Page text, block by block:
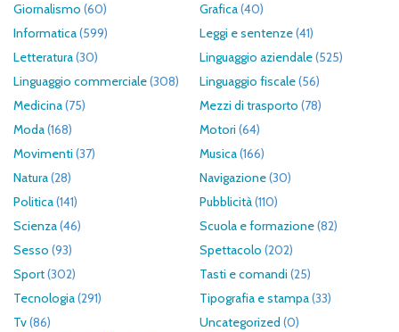
Giornalismo (60) Grafica(40)
Informatica(599) Leggi e sentenze(41)
Letteratura(30) Linguaggio aziendale(525)
Linguaggio commerciale(308) Linguaggio fiscale(56)
Medicina(75) Mezzi di trasporto (78)
Moda(168) Motori (64)
Movimenti (37) Musica(166)
Natura(28) Navigazione(30)
Politica(141) Pubblicità(110)
Scienza(46) Scuola e formazione(82)
Sesso (93) Spettacolo (202)
Sport(302) Tasti e comandi (25)
Tecnologia(291) Tipografia e stampa(33)
Tv(86) Uncategorized (0)